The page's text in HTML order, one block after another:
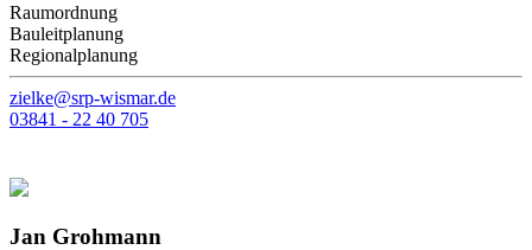
Raumordnung
Bauleitplanung
Regionalplanung
zielke@srp-wismar.de
03841 - 22 40 705
Jan Grohmann